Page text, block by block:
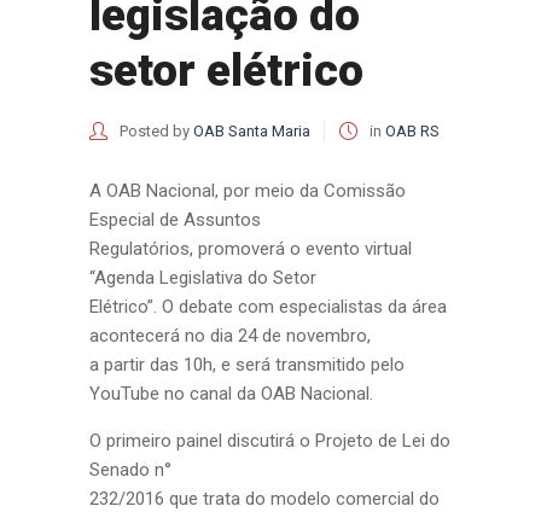
legislação do
setor elétrico
Posted by OAB Santa Maria in OAB RS
A OAB Nacional, por meio da Comissão
Especial de Assuntos
Regulatórios, promoverá o evento virtual
“Agenda Legislativa do Setor
Elétrico”. O debate com especialistas da área
acontecerá no dia 24 de novembro,
a partir das 10h, e será transmitido pelo
YouTube no canal da OAB Nacional.
O primeiro painel discutirá o Projeto de Lei do
Senado n°
232/2016 que trata do modelo comercial do